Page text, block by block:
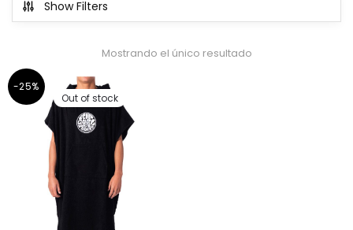
Show Filters
Mostrando el único resultado
-25%
Out of stock